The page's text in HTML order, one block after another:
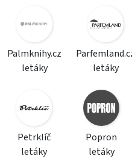
Palmknihy.cz
letáky
letáky
Petrklíč
letáky
Popron
letáky